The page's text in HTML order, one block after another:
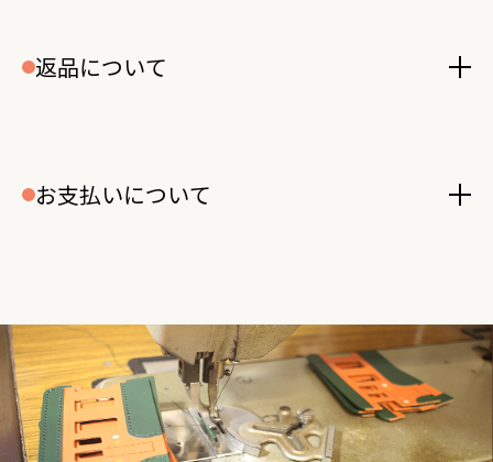
返品について
お支払いについて